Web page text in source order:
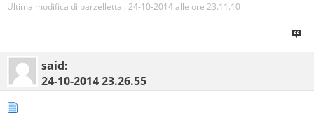
Ultima modifica di barzelletta : 24-10-2014 alle ore 23.11.10
said:
24-10-201423.26.55